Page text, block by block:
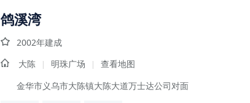
鸽溪湾
2002年建成
大陈
| 明珠广场 |
查看地图
金华市义乌市大陈镇大陈大道万士达公司对面